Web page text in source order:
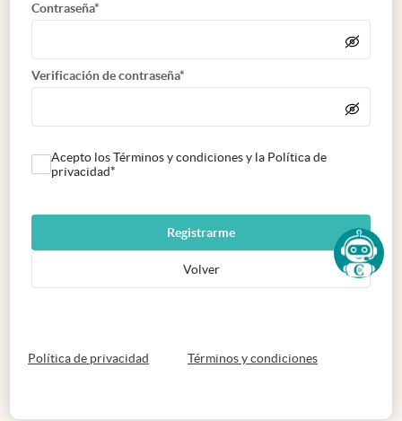
Contraseña*
Verificación de contraseña*
Acepto los Términos y condiciones y la Política de
privacidad*
Registrarme
Volver
Política de privacidad abre en nueva pestaña
Términos y condicionesabre en nueva